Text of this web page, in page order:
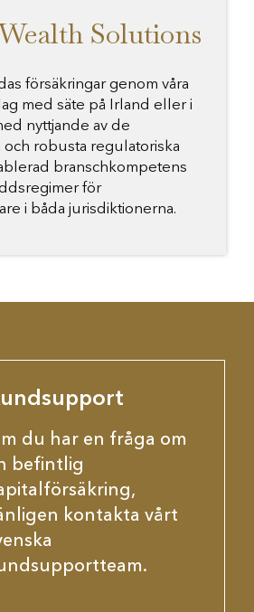
Solutions
försäkringar genom våra
med säte på Irland eller i
nyttjande av de
och robusta regulatoriska
branschkompetens
för
i båda jurisdiktionerna.
du har en fråga om
befintlig
kontakta vårt